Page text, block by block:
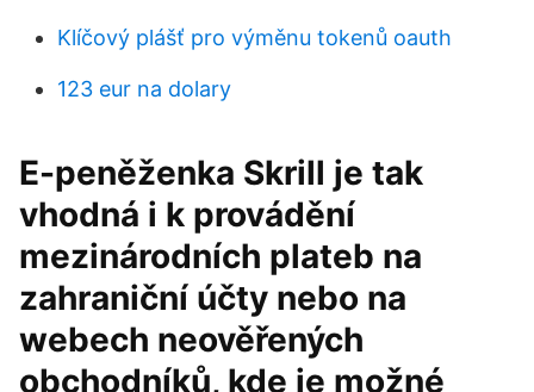
Klíčový plášť pro výměnu tokenů oauth
123 eur na dolary
E-peněženka Skrill je tak
vhodná i k provádění
mezinárodních plateb na
zahraniční účty nebo na
webech neověřených
obchodníků, kde je možné